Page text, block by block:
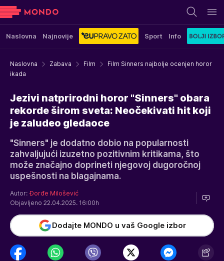
Naslovna Najnovije Sport Info
Naslovna Zabava Film
Film Sinners najbolje ocenjen horor
ikada
Jezivi natprirodni horor "Sinners" obara
rekorde širom sveta: Neočekivati hit koji
je zaludeo gledaoce
"Sinners" je dodatno dobio na popularnosti
zahvaljujući izuzetno pozitivnim kritikama, što
može značajno doprineti njegovoj dugoročnoj
uspešnosti na blagajnama.
Autor: Đorđe Milošević
Objavljeno 22.04.2025. 16:00h
Dodajte MONDO u vaš Google izbor